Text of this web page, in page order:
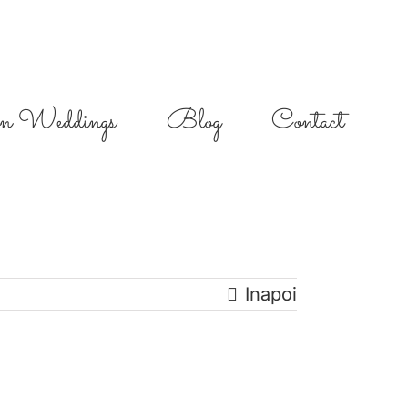
Weddings Blog Contact
Inapoi